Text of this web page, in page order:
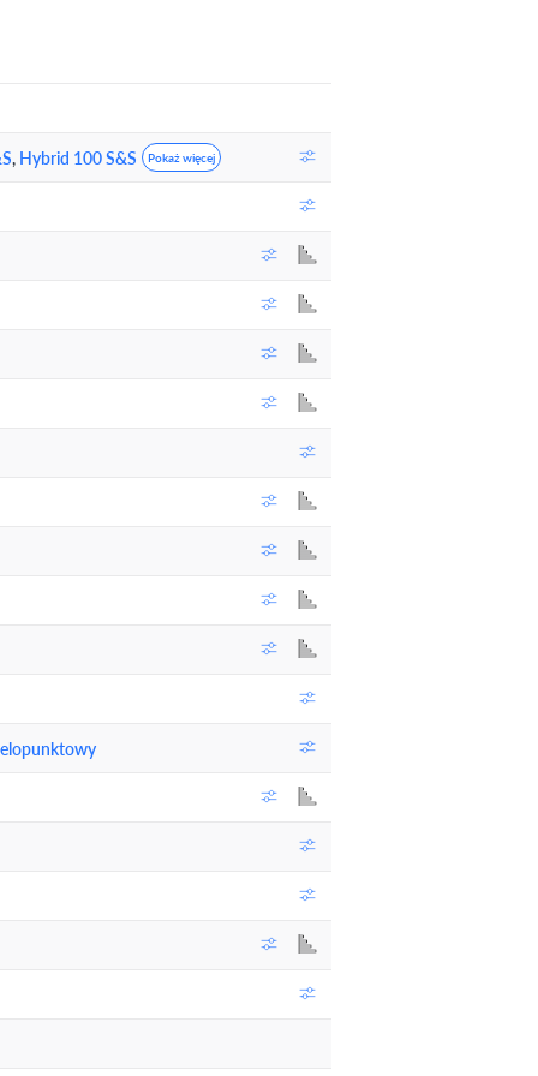
, Hybrid 100 S&S Pokaż więcej